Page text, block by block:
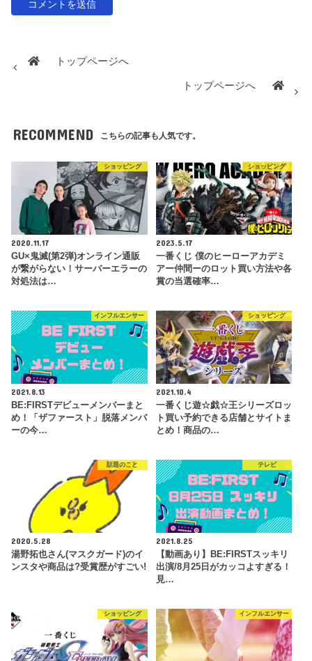
トップページへ
トップページへ
RECOMMEND こちらの記事も人気です。
ショッピング
2020.11.17
GU×鬼滅(第2弾)オンライン通販
が繋がらない！サーバーエラーの
対処法は…
ショッピング
2023.5.17
一番くじ 僕のヒーローアカデミ
アー仲間ーのロット買い方法や各
賞の当選確率…
インフルエンサー
2021.8.13
BE:FIRSTデビューメンバーまと
め！「ザファースト」脱落メンバ
ーの今…
ショッピング
2021.10.4
一番くじ遊☆戯☆王シリーズロッ
ト買い予約できる店舗とサイトま
とめ！商品の…
話題のこと
2020.5.28
湯野拓也さん(マスクガード)のイ
ンスタや商品は?受賞歴がすごい!
テレビ
2021.8.25
【動画あり】BE:FIRSTスッキリ
出演/8月25日がカッコよすぎる！
見…
ショッピング インフルエンサー